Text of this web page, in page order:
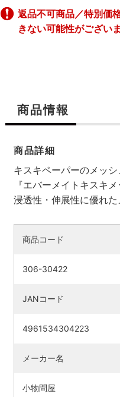
返品不可商品／特別価
きない可能性がござい
商品情報
商品詳細
キスキペーパーのメッ
『エバーメイトキスキ
浸透性・伸展性に優れた
商品コード
306-30422
JANコード
4961534304223
メーカー名
小物問屋